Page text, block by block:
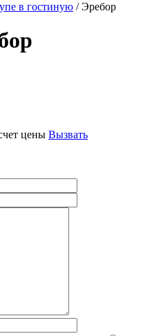
в гостиную / Эребор
цены Вызвать